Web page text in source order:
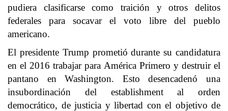
pudiera clasificarse como traición y otros delitos
federales para socavar el voto libre del pueblo
americano.
El presidente Trump prometió durante su candidatura
en el 2016 trabajar para América Primero y destruir el
pantano en Washington. Esto desencadenó una
insubordinación del establishment al orden
democrático, de justicia y libertad con el objetivo de